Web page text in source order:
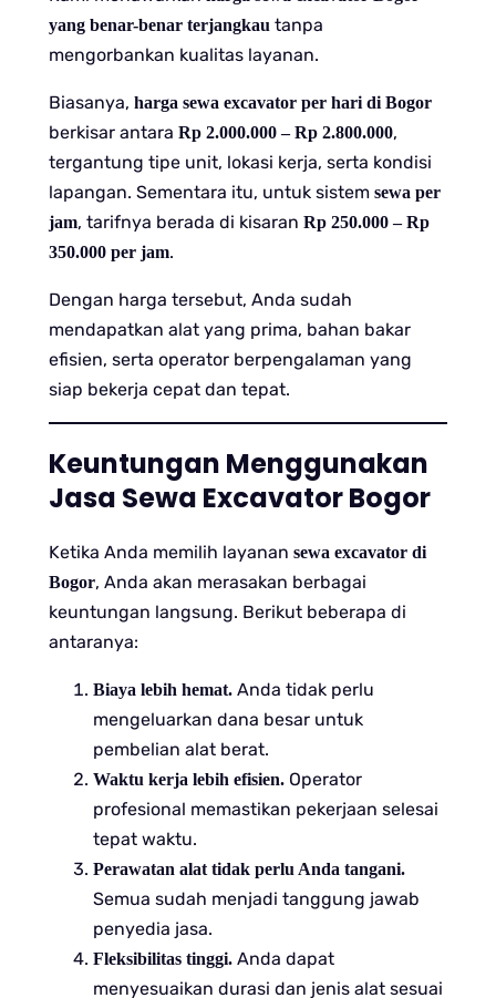
yang benar-benar terjangkau tanpa
mengorbankan kualitas layanan.
Biasanya, harga sewa excavator per hari di Bogor
berkisar antara Rp 2.000.000 – Rp 2.800.000,
tergantung tipe unit, lokasi kerja, serta kondisi
lapangan. Sementara itu, untuk sistem sewa per
jam, tarifnya berada di kisaran Rp 250.000 – Rp
350.000 per jam.
Dengan harga tersebut, Anda sudah
mendapatkan alat yang prima, bahan bakar
efisien, serta operator berpengalaman yang
siap bekerja cepat dan tepat.
Keuntungan Menggunakan
Jasa Sewa Excavator Bogor
Ketika Anda memilih layanan sewa excavator di
Bogor, Anda akan merasakan berbagai
keuntungan langsung. Berikut beberapa di
antaranya:
Biaya lebih hemat. Anda tidak perlu
mengeluarkan dana besar untuk
pembelian alat berat.
Waktu kerja lebih efisien. Operator
profesional memastikan pekerjaan selesai
tepat waktu.
Perawatan alat tidak perlu Anda tangani.
Semua sudah menjadi tanggung jawab
penyedia jasa.
Fleksibilitas tinggi. Anda dapat
menyesuaikan durasi dan jenis alat sesuai